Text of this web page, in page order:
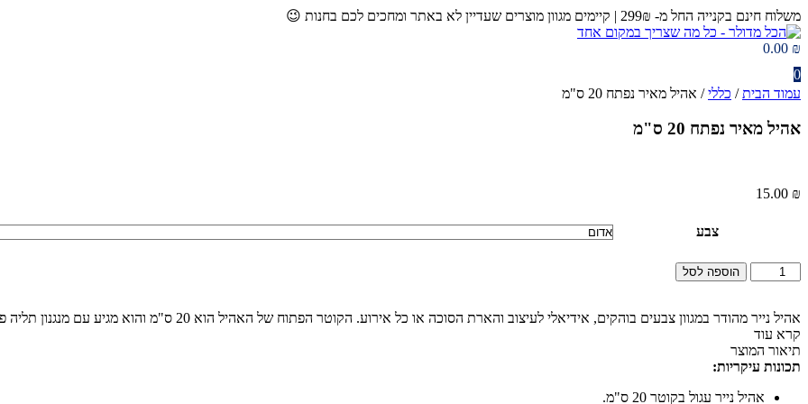
דלג
לתוכן
משלוח חינם בקנייה החל מ- 299₪ | קיימים מגוון מוצרים שעדיין לא באתר ומחכים לכם בחנות 😉​
0.00 ₪
0
עמוד הבית/ כללי/ אהיל מאיר נפתח 20 ס"מ
אהיל מאיר נפתח 20 ס"מ
15.00 ₪
צבע
כמות
של
מאיר
נפתח
20
ס"מ
הוספה לסל
אהיל נייר מהודר במגוון צבעים בוהקים, אידיאלי לעיצוב והארת הסוכה או כל אירוע. הקוטר הפתוח של האהיל הוא 20 ס"מ והוא מגיע עם מנגנון תליה פשוט וקל לשימוש.
קרא עוד
תיאור המוצר
תכונות עיקריות:
אהיל נייר עגול בקוטר 20 ס"מ.